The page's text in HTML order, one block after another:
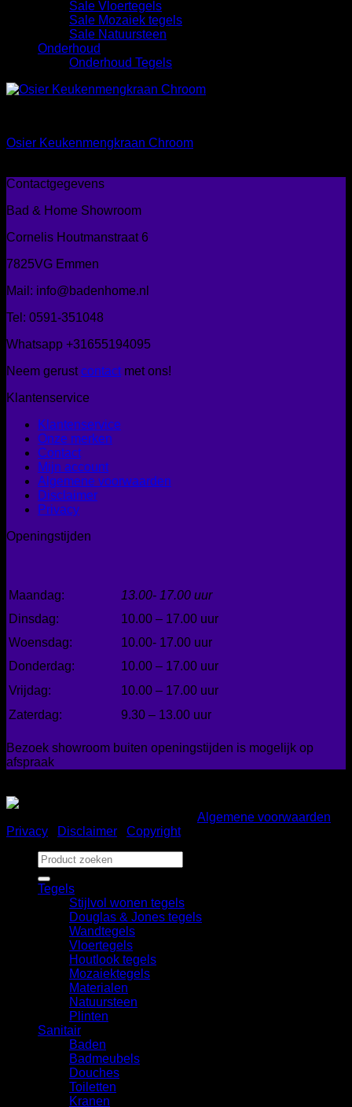
Sale Vloertegels
Sale Mozaiek tegels
Sale Natuursteen
Onderhoud
Onderhoud Tegels
Osier Keukenmengkraan Chroom
Contactgegevens
Bad & Home Showroom
Cornelis Houtmanstraat 6
7825VG Emmen
Mail: info@badenhome.nl
Tel: 0591-351048
Whatsapp +31655194095
Neem gerustcontact met ons!
Klantenservice
Klantenservice
Onze merken
Contact
Mijn account
Algemene voorwaarden
Disclaimer
Privacy
Openingstijden
Maandag:
13.00- 17.00 uur
Dinsdag:
10.00 – 17.00 uur
Woensdag:
10.00- 17.00 uur
Donderdag:
10.00 – 17.00 uur
Vrijdag:
10.00 – 17.00 uur
Zaterdag:
9.30 – 13.00 uur
Bezoek showroom buiten openingstijden is mogelijk op
afspraak
Algemene voorwaarden
Privacy
Disclaimer
Copyright
Zoeken
naar:
Tegels
Stijlvol wonen tegels
Douglas & Jones tegels
Wandtegels
Vloertegels
Houtlook tegels
Mozaiektegels
Materialen
Natuursteen
Plinten
Sanitair
Baden
Badmeubels
Douches
Toiletten
Kranen